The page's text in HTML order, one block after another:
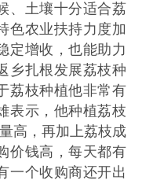
、土壤十分适合荔
色农业扶持力度加
定增收，也能助力
乡扎根发展荔枝种
荔枝种植他非常有
表示，他种植荔枝
高，再加上荔枝成
价钱高，每天都有
一个收购商还开出